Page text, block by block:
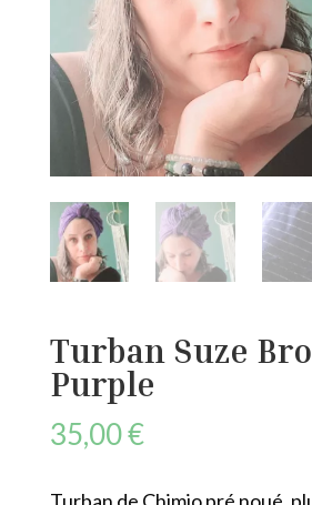
Turban Suze
Purple
35,00€